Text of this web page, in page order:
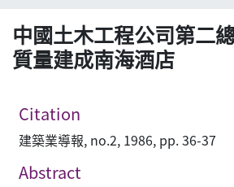
中國土木工程公司第二
質量建成南海酒店
Citation
建築業導報, no.2, 1986, pp. 36-37
Abstract